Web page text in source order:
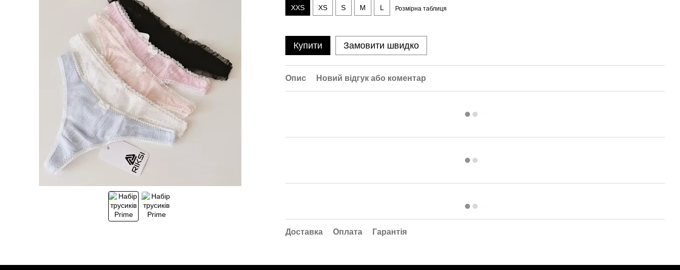
XXS XS S M L Розмірна таблиця
Купити Замовити швидко
Опис Новий відгук або коментар
Доставка Оплата Гарантія